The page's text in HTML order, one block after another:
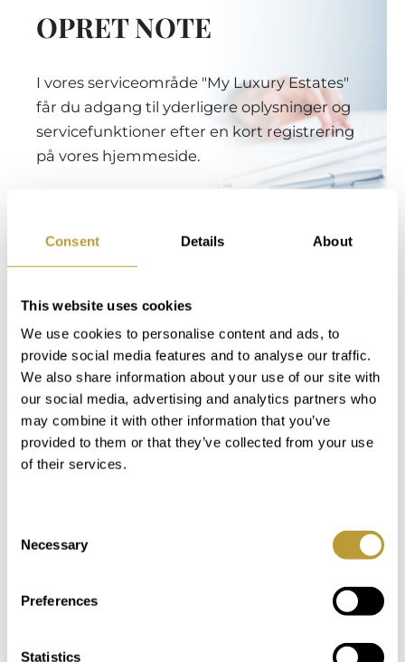
Consent Details About
This website uses cookies
We use cookies to personalise content and ads, to
provide social media features and to analyse our traffic.
We also share information about your use of our site with
our social media, advertising and analytics partners who
may combine it with other information that you’ve
provided to them or that they’ve collected from your use
of their services.
Selection
Necessary
Preferences
Statistics
OPRET NOTE
I vores serviceområde "My Luxury Estates"
får du adgang til yderligere oplysninger og
servicefunktioner efter en kort registrering
på vores hjemmeside.
Du kan også være
interesseret i